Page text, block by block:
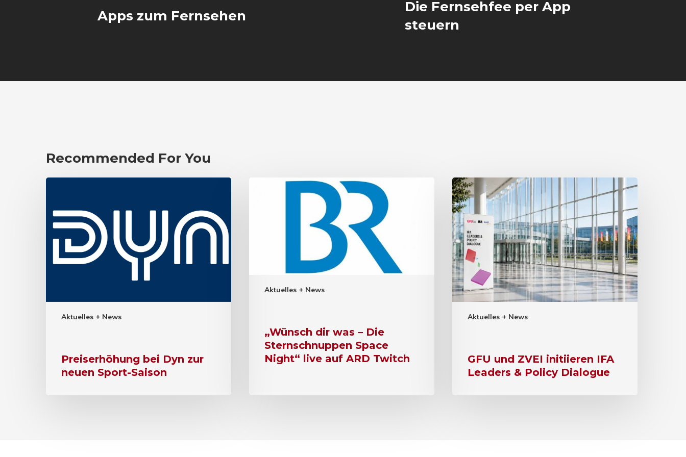
Apps zum Fernsehen
Die Fernsehfee per App
steuern
Recommended For You
Aktuelles + News
Preiserhöhung bei Dyn zur
neuen Sport-Saison
Aktuelles + News
„Wünsch dir was – Die
Sternschnuppen Space
Night“ live auf ARD Twitch
Aktuelles + News
GFU und ZVEI initiieren IFA
Leaders & Policy Dialogue